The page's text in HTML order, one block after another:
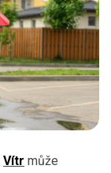
Vítr může